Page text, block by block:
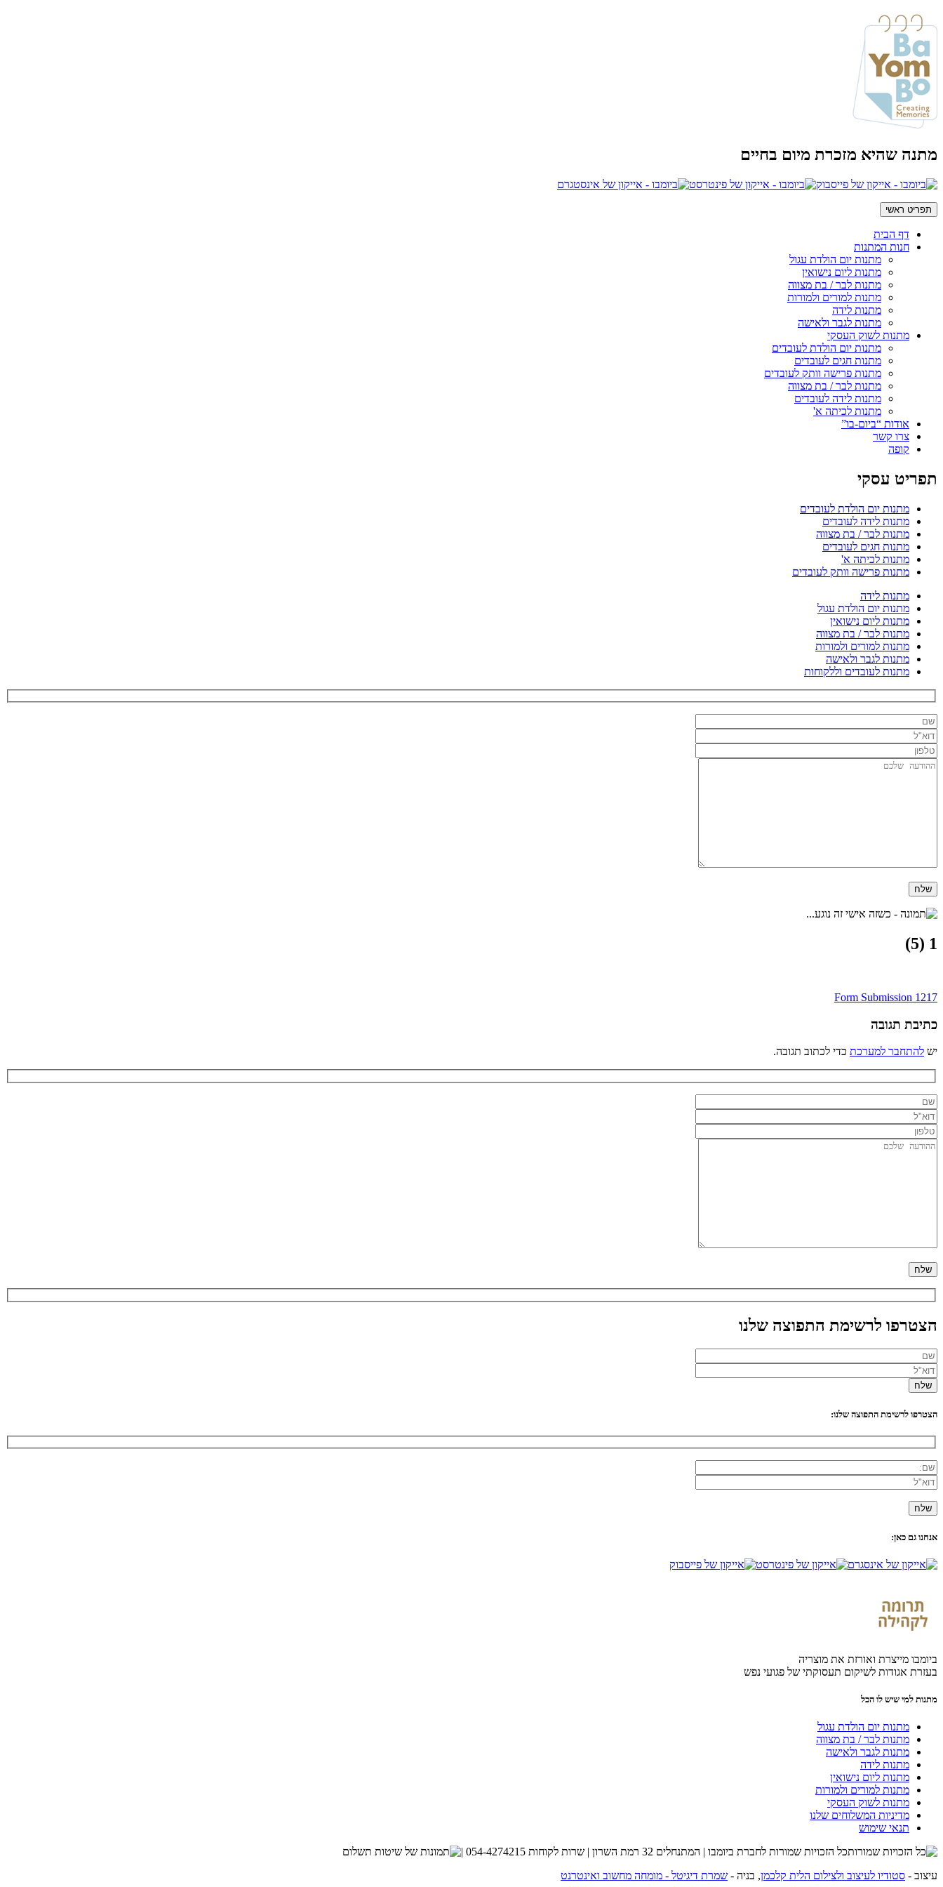
מתנה שהיא מזכרת מיום בחיים
תפריט ראשי
דף הבית
חנות המתנות
מתנות יום הולדת עגול
מתנות ליום נישואין
מתנות לבר / בת מצווה
מתנות למורים ולמורות
מתנות לידה
מתנות לגבר ולאישה
מתנות לשוק העסקי
מתנות יום הולדת לעובדים
מתנות חגים לעובדים
מתנות פרישה וותק לעובדים
מתנות לבר / בת מצווה
מתנות לידה לעובדים
מתנות לכיתה א'
אודות “ביום-בו”
צרו קשר
קופה
תפריט עסקי
מתנות יום הולדת לעובדים
מתנות לידה לעובדים
מתנות לבר / בת מצווה
מתנות חגים לעובדים
מתנות לכיתה א'
מתנות פרישה וותק לעובדים
מתנות לידה
מתנות יום הולדת עגול
מתנות ליום נישואין
מתנות לבר / בת מצווה
מתנות למורים ולמורות
מתנות לגבר ולאישה
מתנות לעובדים וללקוחות
1 (5)
ניווט
Form Submission 1217
כתיבת תגובה
יש להתחבר למערכת כדי לכתוב תגובה.
הצטרפו לרשימת התפוצה שלנו
הצטרפו לרשימת התפוצה שלנו:
אנחנו גם כאן:
ביומבו מייצרת ואורזת את מוצריה
בעזרת אגודות לשיקום תעסוקתי של פגועי נפש
מתנות למי שיש לו הכל
מתנות יום הולדת עגול
מתנות לבר / בת מצווה
מתנות לגבר ולאישה
מתנות לידה
מתנות ליום נישואין
מתנות למורים ולמורות
מתנות לשוק העסקי
מדיניות המשלוחים שלנו
תנאי שימוש
כל הזכויות שמורות לחברת ביומבו | המתנחלים 32 רמת השרון | שרות לקוחות 054-4274215 |
עיצוב - סטודיו לעיצוב ולצילום הלית קלכמן, בניה - שמרת דיגיטל - מומחה מחשוב ואינטרנט